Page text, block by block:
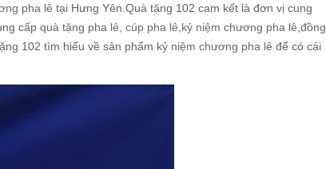
pha lê tại Hưng Yên.Quà tặng 102 cam kết là đơn vị cung
cấp quà tặng pha lê cúp pha lê kỷ niệm chương pha lê đồng
102 tìm hiểu về sản phẩm kỷ niệm chương pha lê để có cái